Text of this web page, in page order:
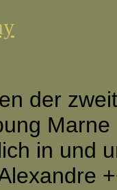
der
Marne
in und